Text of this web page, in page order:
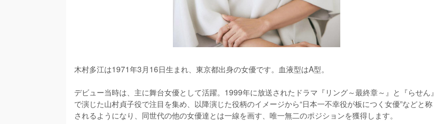
木村多江は1971年3月16日生まれ、東京都出身の女優です。血液型はA型。
デビュー当時は、主に舞台女優として活躍。1999年に放送されたドラマ『リング～最終章～』と『らせん』
で演じた山村貞子役で注目を集め、以降演じた役柄のイメージから“日本一不幸役が板につく女優”などと称
されるようになり、同世代の他の女優達とは一線を画す、唯一無二のポジションを獲得します。